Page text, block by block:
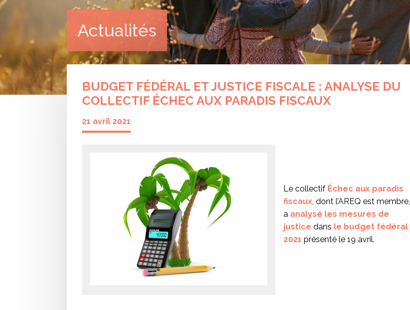
Actualités
BUDGET FÉDÉRAL ET JUSTICE FISCALE : ANALYSE DU
COLLECTIF ÉCHEC AUX PARADIS FISCAUX
21 avril 2021
Le collectif Échec aux paradis
fiscaux, dont l’AREQ est membre,
a analysé les mesures de
justice dans le budget fédéral
2021 présenté le 19 avril.